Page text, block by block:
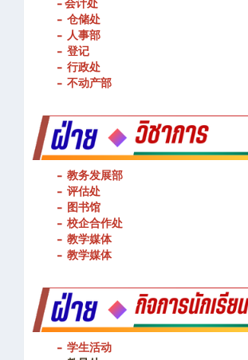
- 财务处
- 会计处
- 仓储处
- 人事部
- 登记
- 行政处
- 教务发展部
- 评估处
- 图书馆
- 校企合作处
- 教学媒体